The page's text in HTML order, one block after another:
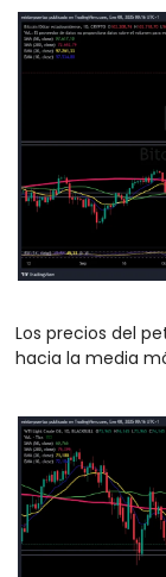
Los precios del
hacia la media